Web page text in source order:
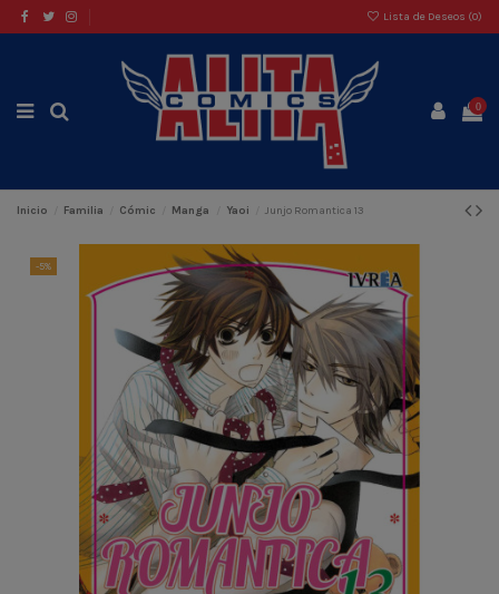
Lista de Deseos (0)
0
Inicio Familia Cómic Manga Yaoi Junjo Romantica 13
-5%